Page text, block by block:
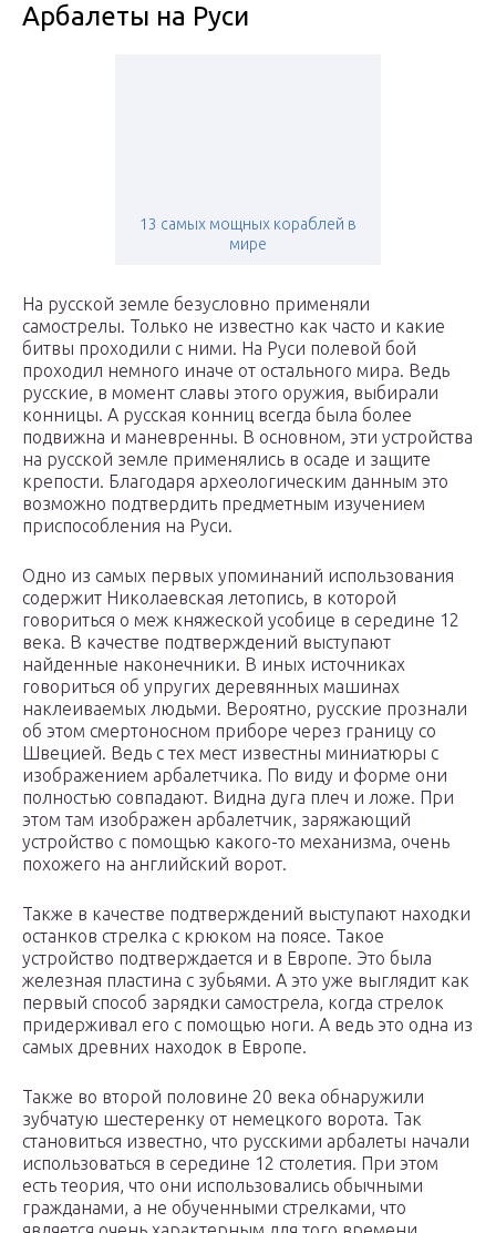
Арбалеты на Руси
13 самых мощных кораблей в
мире
На русской земле безусловно применяли
самострелы. Только не известно как часто и какие
битвы проходили с ними. На Руси полевой бой
проходил немного иначе от остального мира. Ведь
русские, в момент славы этого оружия, выбирали
конницы. А русская конниц всегда была более
подвижна и маневренны. В основном, эти устройства
на русской земле применялись в осаде и защите
крепости. Благодаря археологическим данным это
возможно подтвердить предметным изучением
приспособления на Руси.
Одно из самых первых упоминаний использования
содержит Николаевская летопись, в которой
говориться о меж княжеской усобице в середине 12
века. В качестве подтверждений выступают
найденные наконечники. В иных источниках
говориться об упругих деревянных машинах
наклеиваемых людьми. Вероятно, русские прознали
об этом смертоносном приборе через границу со
Швецией. Ведь с тех мест известны миниатюры с
изображением арбалетчика. По виду и форме они
полностью совпадают. Видна дуга плеч и ложе. При
этом там изображен арбалетчик, заряжающий
устройство с помощью какого-то механизма, очень
похожего на английский ворот.
Также в качестве подтверждений выступают находки
останков стрелка с крюком на поясе. Такое
устройство подтверждается и в Европе. Это была
железная пластина с зубьями. А это уже выглядит как
первый способ зарядки самострела, когда стрелок
придерживал его с помощью ноги. А ведь это одна из
самых древних находок в Европе.
Также во второй половине 20 века обнаружили
зубчатую шестеренку от немецкого ворота. Так
становиться известно, что русскими арбалеты начали
использоваться в середине 12 столетия. При этом
есть теория, что они использовались обычными
гражданами, а не обученными стрелками, что